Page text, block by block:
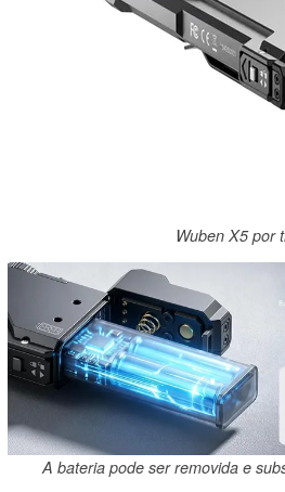
Wuben X5 por
A bateria pode ser removida e